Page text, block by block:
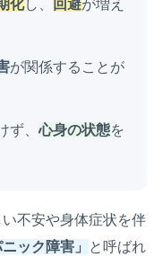
化し、 回避が増え
が関係することが
ず、心身の状態を
不安や身体症状を伴
ニック障害」
と呼ばれ